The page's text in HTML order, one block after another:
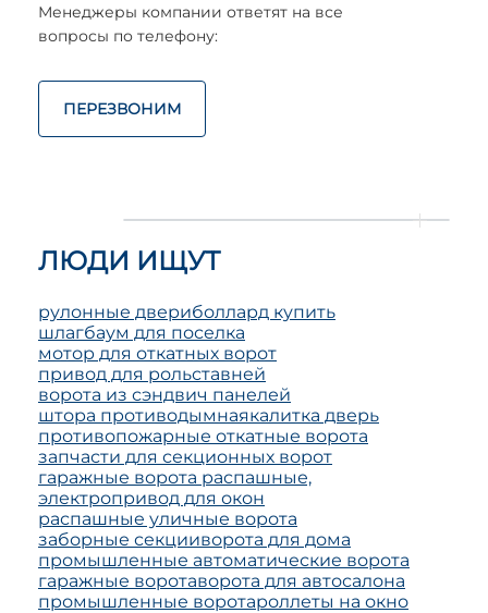
Менеджеры компании ответят на все
вопросы по телефону:
ПЕРЕЗВОНИМ
ЛЮДИ ИЩУТ
рулонные двериболлард купить
шлагбаум для поселка
мотор для откатных ворот
привод для рольставней
ворота из сэндвич панелей
штора противодымнаякалитка дверь
противопожарные откатные ворота
запчасти для секционных ворот
гаражные ворота распашные,
электропривод для окон
распашные уличные ворота
заборные секцииворота для дома
промышленные автоматические ворота
гаражные воротаворота для автосалона
промышленные воротароллеты на окно